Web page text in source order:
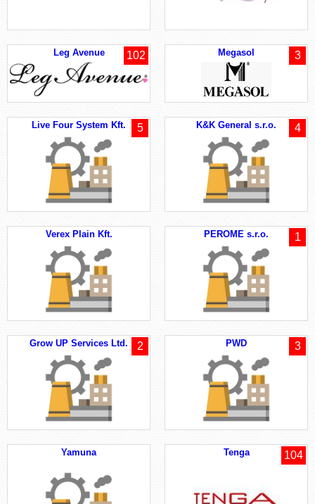
Leg Avenue 102 Megasol 3
Live Four System Kft. 5 K&K General s.r.o. 4
Verex Plain Kft. PEROME s.r.o. 1
Grow UP Services Ltd. 2 PWD 3
Yamuna Tenga 104